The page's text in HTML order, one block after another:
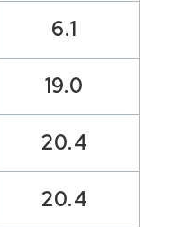
6.1
19.0
20.4
20.4